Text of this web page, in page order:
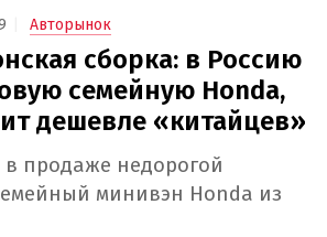
Авторынок
сборка: в Россию
семейную Honda,
дешевле «китайцев»
продаже недорогой
минивэн Honda из